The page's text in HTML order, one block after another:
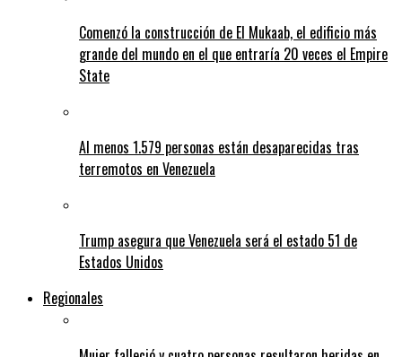
Comenzó la construcción de El Mukaab, el edificio más
grande del mundo en el que entraría 20 veces el Empire
State
Al menos 1.579 personas están desaparecidas tras
terremotos en Venezuela
Trump asegura que Venezuela será el estado 51 de
Estados Unidos
Regionales